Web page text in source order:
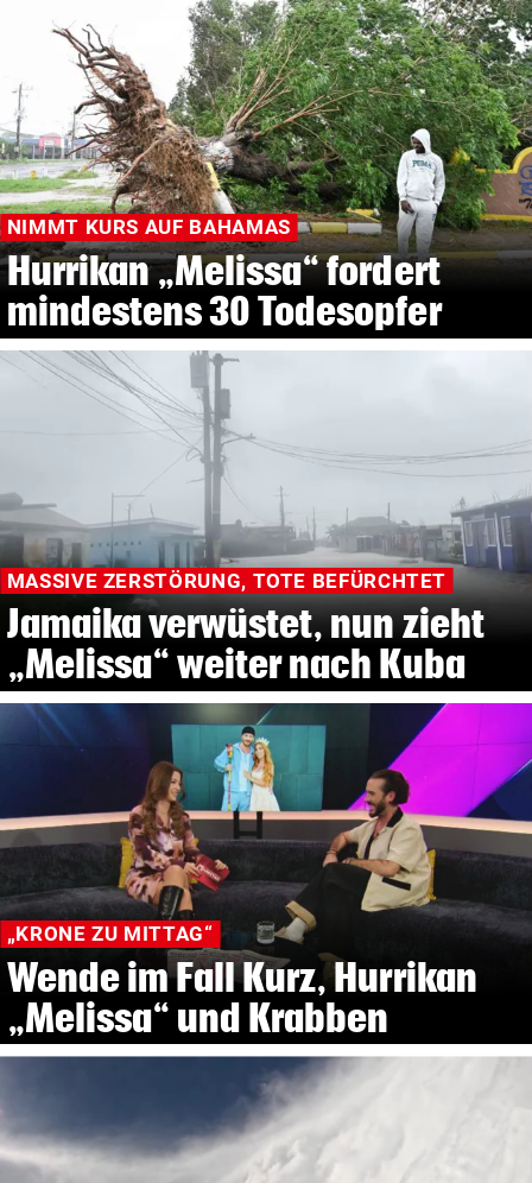
NIMMT KURS AUF BAHAMAS
Hurrikan „Melissa“ fordert
mindestens 30 Todesopfer
MASSIVE ZERSTÖRUNG, TOTE BEFÜRCHTET
Jamaika verwüstet, nun zieht
„Melissa“ weiter nach Kuba
„KRONE ZU MITTAG“
Wende im Fall Kurz, Hurrikan
„Melissa“ und Krabben